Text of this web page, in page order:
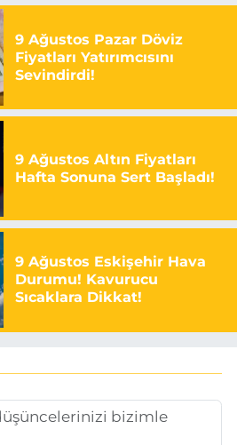
9 Ağustos Pazar Döviz
Fiyatları Yatırımcısını
Sevindirdi!
9 Ağustos Altın Fiyatları
Hafta Sonuna Sert Başladı!
9 Ağustos Eskişehir Hava
Durumu! Kavurucu
Sıcaklara Dikkat!